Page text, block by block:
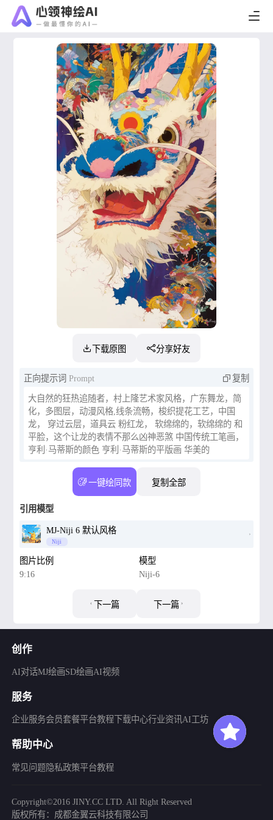
下载原图 分享好友
正向提示词 Prompt 复制
大自然的狂热追随者，村上隆艺术家风格，广东舞龙，简
化，多图层，动漫风格,线条流畅，梭织提花工艺，中国
龙， 穿过云层，道具云 粉红龙， 软绵绵的，软绵绵的 和
平脸，这个让龙的表情不那么凶神恶煞 中国传统工笔画，
亨利·马蒂斯的颜色 亨利·马蒂斯的平版画 华美的
一键绘同款 复制全部
引用模型
MJ-Niji 6 默认风格
Niji
图片比例
9:16
模型
Niji-6
下一篇 下一篇
创作
AI对话MJ绘画SD绘画AI视频
服务
企业服务会员套餐平台教程 下载中心行业资讯AI工坊
帮助中心
常见问题隐私政策平台教程
Copyright©2016 JINY.CC LTD. All Right Reserved
版权所有：成都金翼云科技有限公司